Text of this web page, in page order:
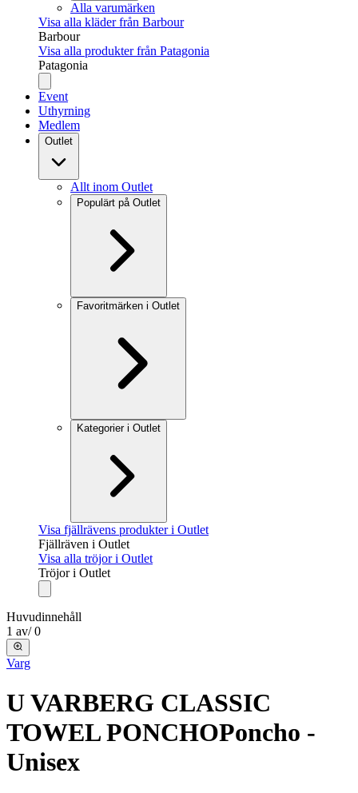
Alla varumärken
Visa alla kläder från Barbour
Barbour
Visa alla produkter från Patagonia
Patagonia
Event
Uthyrning
Medlem
Outlet
Allt inom Outlet
Populärt på Outlet
Favoritmärken i Outlet
Kategorier i Outlet
Visa fjällrävens produkter i Outlet
Fjällräven i Outlet
Visa alla tröjor i Outlet
Tröjor i Outlet
Huvudinnehåll
1 av/ 0
Varg
U VARBERG CLASSIC
TOWEL PONCHOPoncho -
Unisex